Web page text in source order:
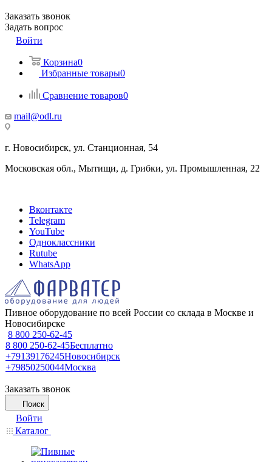
Заказать звонок
Задать вопрос
Войти
Корзина0
Избранные товары0
Сравнение товаров0
mail@odl.ru
г. Новосибирск, ул. Станционная, 54
Московская обл., Мытищи, д. Грибки, ул. Промышленная, 22
Вконтакте
Telegram
YouTube
Одноклассники
Rutube
WhatsApp
Пивное оборудование по всей России со склада в Москве и
Новосибирске
8 800 250-62-45
8 800 250-62-45Бесплатно
+79139176245Новосибирск
+79850250044Москва
Заказать звонок
Поиск
Войти
Каталог